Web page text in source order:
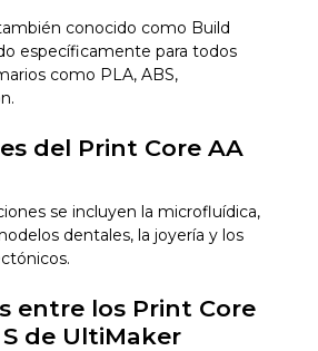
conocido como Build
específicamente para todos
como PLA, ABS,
del Print Core AA
se incluyen la microfluídica,
dentales, la joyería y los
entre los Print Core
de UltiMaker